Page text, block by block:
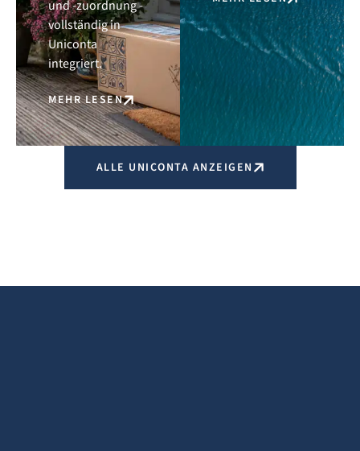
und -zuordnung -
vollständig in
Uniconta
integriert.
MEHR LESEN
ALLE UNICONTA ANZEIGEN